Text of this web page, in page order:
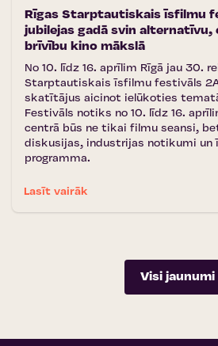
Rīgas Starptautiskais īsfilmu
jubilejas gadā svin alternatīvu,
brīvību kino mākslā
No 10. līdz 16. aprīlim Rīgā jau 30.
Starptautiskais īsfilmu festivāls
skatītājus aicinot ielūkoties tematā
Festivāls notiks no 10. līdz 16.
centrā būs ne tikai filmu seansi,
diskusijas, industrijas notikumi un
programma.
Lasīt vairāk
Visi jaunumi